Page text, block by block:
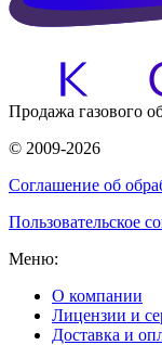
Продажа газового
© 2009-2026
Соглашение об
Пользовательское
Меню:
О компании
Лицензии и
Доставка и